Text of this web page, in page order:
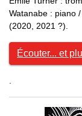
Watanabe : piano
(2020, 2021 ?).
Écouter... et
.